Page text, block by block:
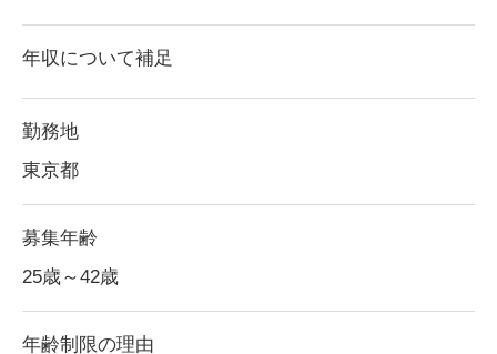
年収について補足
勤務地
東京都
募集年齢
25歳～42歳
年齢制限の理由